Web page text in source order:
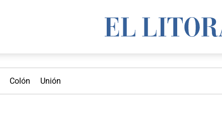
Colón Unión